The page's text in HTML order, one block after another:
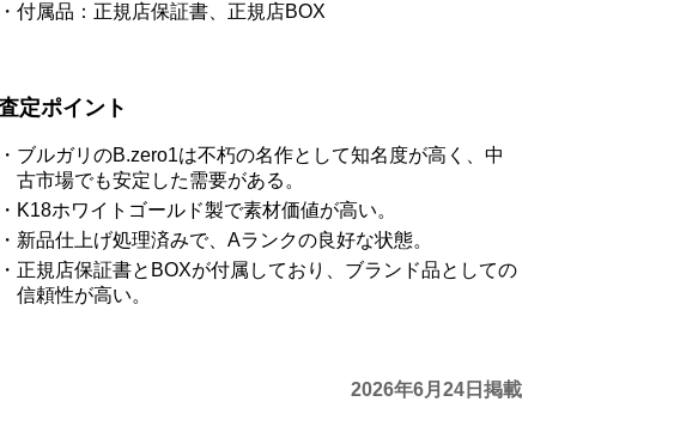
付属品：正規店保証書、正規店BOX
定ポイント
ブルガリのB.zero1は不朽の名作として知名度が高く、中
古市場でも安定した需要がある。
K18ホワイトゴールド製で素材価値が高い。
新品仕上げ処理済みで、Aランクの良好な状態。
正規店保証書とBOXが付属しており、ブランド品としての
信頼性が高い。
2026年6月24日掲載